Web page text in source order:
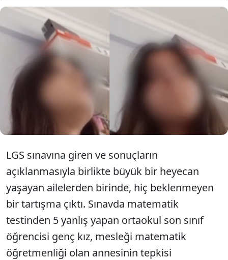
Milyonlarca öğrencinin iyi bir liseye
yerleşebilmek için ter döktüğü Liselere Geçiş
Sistemi (LGS) sınavının ardından, matematik
testinde 5 yanlış yapan bir öğrenci, matematik
öğretmeni olan annesinin sert tepkisiyle
karşılaştı. Sosyal medyada paylaşılan görüntüler
büyük tepki topladı.
LGS sınavına giren ve sonuçların
açıklanmasıyla birlikte büyük bir heyecan
yaşayan ailelerden birinde, hiç beklenmeyen
bir tartışma çıktı. Sınavda matematik
testinden 5 yanlış yapan ortaokul son sınıf
öğrencisi genç kız, mesleği matematik
öğretmenliği olan annesinin tepkisi